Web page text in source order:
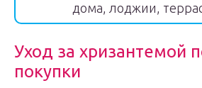
дома, лоджии,
Уход за хризантемой
покупки